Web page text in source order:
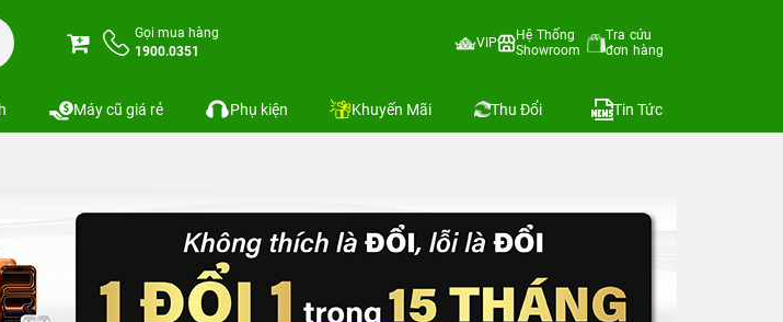
Gọi mua hàng
1900.0351
VIP
Hệ Thống
Showroom
Tra cứu
đơn hàng
Máy cũ giá rẻ Phụ kiện Khuyến Mãi Thu Đổi Tin Tức